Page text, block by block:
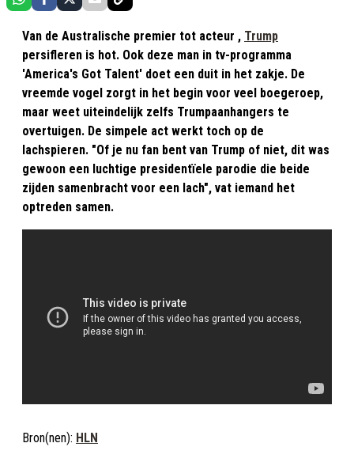
Van de Australische premier tot acteur , Trump
persifleren is hot. Ook deze man in tv-programma
'America's Got Talent' doet een duit in het zakje. De
vreemde vogel zorgt in het begin voor veel boegeroep,
maar weet uiteindelijk zelfs Trumpaanhangers te
overtuigen. De simpele act werkt toch op de
lachspieren. "Of je nu fan bent van Trump of niet, dit was
gewoon een luchtige presidentïele parodie die beide
zijden samenbracht voor een lach", vat iemand het
optreden samen.
Bron(nen): HLN